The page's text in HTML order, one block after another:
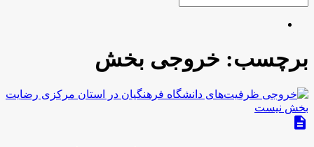
برچسب: خروجی بخش
description